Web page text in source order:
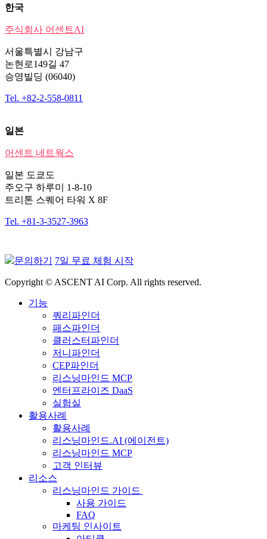
한국
주식회사 어센트AI
서울특별시 강남구
논현로149길 47
승영빌딩 (06040)
Tel. +82-2-558-0811
일본
어센트 네트웍스
일본 도쿄도
주오구 하루미 1-8-10
트리톤 스퀘어 타워 X 8F
Tel. +81-3-3527-3963
문의하기 7일 무료 체험 시작
Copyright © ASCENT AI Corp. All rights reserved.
기능
쿼리파인더
패스파인더
클러스터파인더
저니파인더
CEP파인더
리스닝마인드 MCP
엔터프라이즈 DaaS
실험실
활용사례
활용사례
리스닝마인드.AI (에이전트)
리스닝마인드 MCP
고객 인터뷰
리소스
리스닝마인드 가이드
사용 가이드
FAQ
마케팅 인사이트